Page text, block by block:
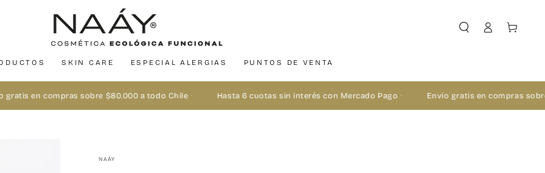
SKIN CARE ESPECIAL ALERGIAS PUNTOS DE VENTA
sesión
Carrito
gratis en compras sobre $80.000 a todo Chile · Hasta 6 cuotas sin interés con Mercado Pago · Envío gratis en compras
NAÁY